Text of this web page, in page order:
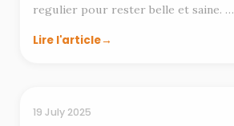
regulier pour rester belle et saine. …
Lire l'article
ELEVAGE
19 July 2025